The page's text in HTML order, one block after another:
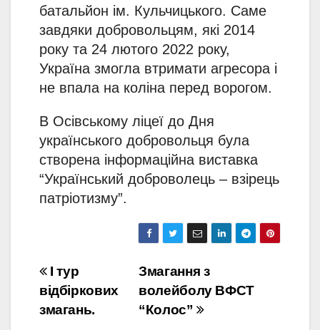
батальйон ім. Кульчицького. Саме
завдяки добровольцям, які 2014
року та 24 лютого 2022 року,
Україна змогла втримати агресора і
не впала на коліна перед ворогом.
В Осівському ліцеї до Дня
українського добровольця була
створена інформаційна виставка
“Український доброволець – взірець
патріотизму”.
Навігація
записів
Змагання з
волейболу ВФСТ
“Колос”
І тур
відбіркових
змагань.